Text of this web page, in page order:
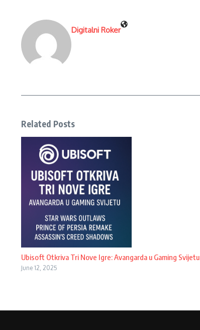
Digitalni Roker
Related Posts
Ubisoft Otkriva Tri Nove Igre: Avangarda u Gaming Svijetu
June 12, 2025